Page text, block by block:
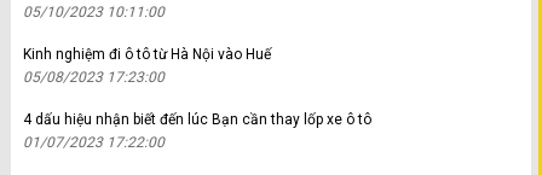
05/10/2023 10:11:00
Kinh nghiệm đi ô tô từ Hà Nội vào Huế
05/08/2023 17:23:00
4 dấu hiệu nhận biết đến lúc Bạn cần thay lốp xe ô tô
01/07/2023 17:22:00